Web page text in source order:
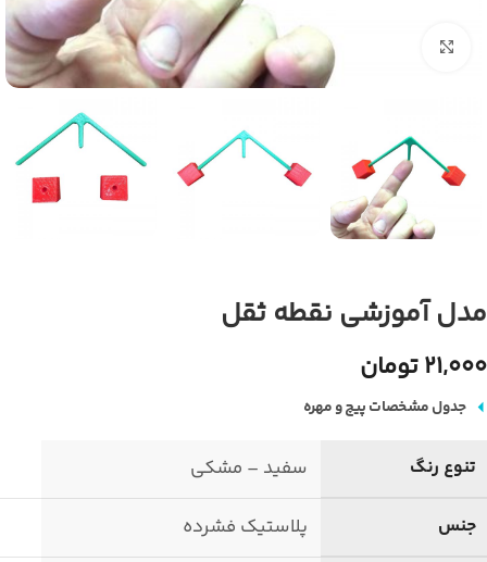
بزرگنمایی تصویر
مدل آموزشی نقطه ثقل
21,000 تومان
جدول مشخصات پیچ و مهره
تنوع رنگ سفید – مشکی
جنس پلاستیک فشرده